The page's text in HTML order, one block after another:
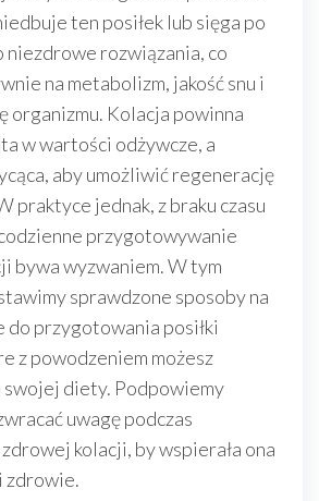
ten posiłek lub sięga po
niezdrowe rozwiązania, co
na metabolizm, jakość snu i
organizmu. Kolacja powinna
w wartości odżywcze, a
aby umożliwić regenerację
praktyce jednak, z braku czasu
przygotowywanie
bywa wyzwaniem. W tym
sprawdzone sposoby na
do przygotowania posiłki
z powodzeniem możesz
diety. Podpowiemy
uwagę podczas
kolacji, by wspierała ona
zdrowie.